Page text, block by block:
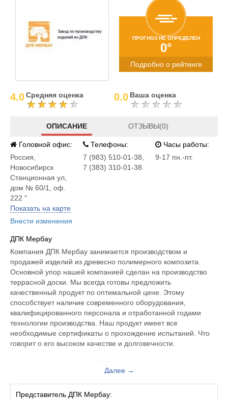
ПРОГНОЗ НЕ ОПРЕДЕЛЕН
0°
Подробно о рейтинге
4.0Средняя оценка 0.0 Ваша оценка
ОПИСАНИЕ ОТЗЫВЫ(0)
Головной офис:
Россия
Новосибирск
Станционная ул,
дом № 60/1, оф.
222 "
Показать на карте
Внести изменения
Телефоны:
7 (983) 510-01-38,
7 (383) 310-01-38
Часы работы:
9-17 пн.-пт.
ДПК Мербау
Компания ДПК Мербау занимается производством и
продажей изделий из древесно полимерного композита.
Основной упор нашей компанией сделан на производство
террасной доски. Мы всегда готовы предложить
качественный продукт по оптимальной цене. Этому
способствует наличие современного оборудования,
квалифицированного персонала и отработанной годами
технологии производства. Наш продукт имеет все
необходимые сертификаты о прохождение испытаний. Что
говорит о его высоком качестве и долговечности.
быстро, выгодно и не требует от вас специальных навыков -
наши специалисты произведут расчеты требуемого
материала и подберут самые выгодные для заказчика
Далее →
Представитель ДПК Мербау: